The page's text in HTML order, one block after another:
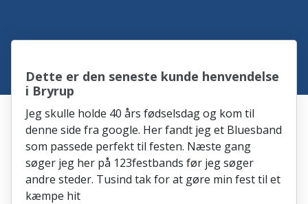
Dette er den seneste kunde henvendelse
i Bryrup
Jeg skulle holde 40 års fødselsdag og kom til
denne side fra google. Her fandt jeg et Bluesband
som passede perfekt til festen. Næste gang
søger jeg her på 123festbands før jeg søger
andre steder. Tusind tak for at gøre min fest til et
kæmpe hit